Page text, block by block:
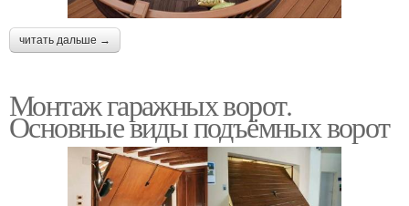
читать дальше →
Монтаж гаражных ворот.
Основные виды подъёмных ворот